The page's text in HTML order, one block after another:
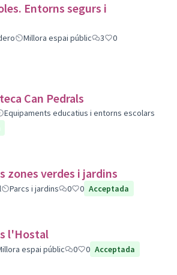
Entorns segurs i
Millora espai públic 3
0
Can Pedrals
Equipaments educatius i entorns escolars
zones verdes i jardins
Parcs i jardins 0 0 Acceptada
l'Hostal
espai públic 0 0 Acceptada